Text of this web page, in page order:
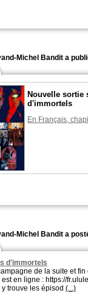
Michel Bandit a
Nouvelle sortie
d'immortels
En Français,
Michel Bandit a
d'immortels
de la suite et fin
est en ligne : https://
trouve les épisod (...)